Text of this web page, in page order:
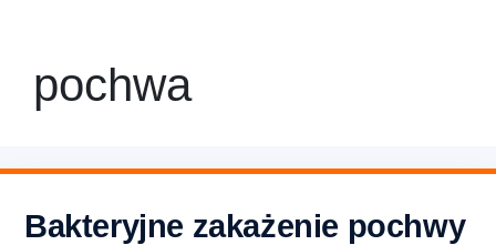
pochwa
Bakteryjne zakażenie pochwy